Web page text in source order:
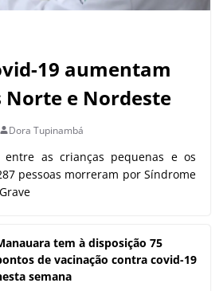
19 aumentam
Norte e Nordeste
Dora Tupinambá
as crianças pequenas e os
pessoas morreram por Síndrome
tem à disposição 75
de vacinação contra covid-19
semana